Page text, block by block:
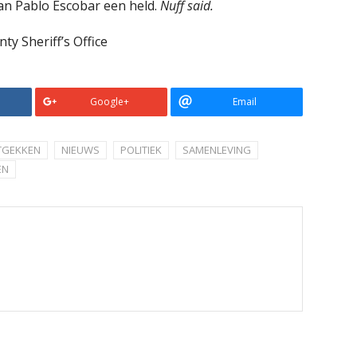
Pablo Escobar een held. Nuff said.
Sheriff’s Office
Google+ Email
NIEUWS POLITIEK
SAMENLEVING